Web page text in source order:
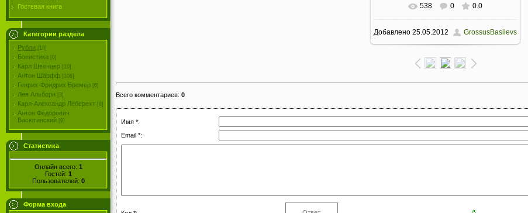
Гостевая книга
Категории раздела
Рубли
[18]
Бонистика [0]
Карл Швенцер [10]
Антон Шарфф [106]
Генрих-Фридрих Бремер [6]
Лея Альборн [3]
Карл-Александр Леберехт [8]
Антон Фёдорович
Васютинский
[9]
Статистика
Онлайн всего: 1
Гостей: 1
Пользователей: 0
Форма входа
В реальном размере 924x455
100.5Kb
538 0 0.0
Добавлено 25.05.2012 GrossusBasilevs
Всего комментариев: 0
Имя *:
Email *: